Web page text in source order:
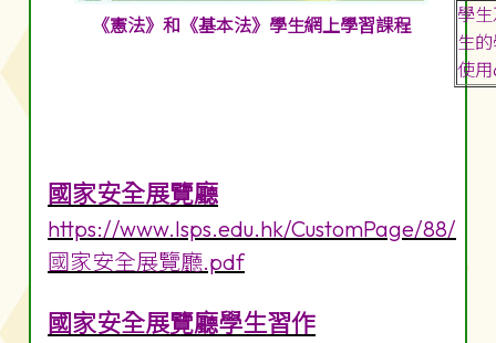
《憲法》和《基本法》學生網上學習課程
學
生
使
國家安全展覽廳
https://www.lsps.edu.hk/CustomPage/88/
國家安全展覽廳.pdf
國家安全展覽廳學生習作